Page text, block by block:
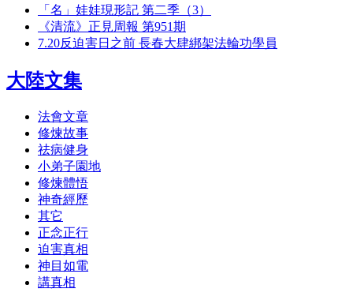
「名」娃娃現形記 第二季（3）
《清流》正見周報 第951期
7.20反迫害日之前 長春大肆綁架法輪功學員
大陸文集
法會文章
修煉故事
祛病健身
小弟子園地
修煉體悟
神奇經歷
其它
正念正行
迫害真相
神目如電
講真相